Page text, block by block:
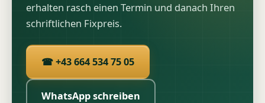
erhalten rasch einen Termin und danach Ihren
schriftlichen Fixpreis.
☎ +43 664 534 75 05
WhatsApp schreiben